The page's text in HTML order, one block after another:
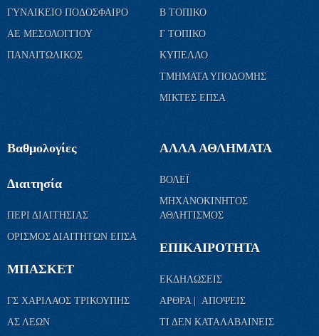
ΓΥΝΑΙΚΕΙΟ ΠΟΔΟΣΦΑΙΡΟ
ΑΕ ΜΕΣΟΛΟΓΓΙΟΥ
ΠΑΝΑΙΤΩΛΙΚΟΣ
Β ΤΟΠΙΚΟ
Γ ΤΟΠΙΚΟ
ΚΥΠΕΛΛΟ
ΤΜΗΜΑΤΑ ΥΠΟΔΟΜΗΣ
ΜΙΚΤΕΣ ΕΠΣΑ
Βαθμολογίες
Διαιτησία
ΠΕΡΙ ΔΙΑΙΤΗΣΙΑΣ
ΟΡΙΣΜΟΣ ΔΙΑΙΤΗΤΩΝ ΕΠΣΑ
ΜΠΑΣΚΕΤ
ΓΣ ΧΑΡΙΛΑΟΣ ΤΡΙΚΟΥΠΗΣ
ΑΣ ΛΕΩΝ
ΑΛΛΑ ΑΘΛΗΜΑΤΑ
ΒΟΛΕΪ
ΜΗΧΑΝΟΚΙΝΗΤΟΣ
ΑΘΛΗΤΙΣΜΟΣ
ΕΠΙΚΑΙΡΟΤΗΤΑ
ΕΚΔΗΛΩΣΕΙΣ
ΑΡΘΡΑ | ΑΠΟΨΕΙΣ
ΤΙ ΔΕΝ ΚΑΤΑΛΑΒΑΙΝΕΙΣ